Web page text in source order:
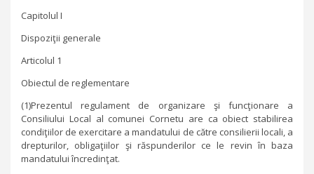
Capitolul I
Dispoziţii generale
Articolul 1
Obiectul de reglementare
(1)Prezentul regulament de organizare şi funcţionare a
Consiliului Local al comunei Cornetu are ca obiect stabilirea
condiţiilor de exercitare a mandatului de către consilierii locali, a
drepturilor, obligaţiilor şi răspunderilor ce le revin în baza
mandatului încredinţat.